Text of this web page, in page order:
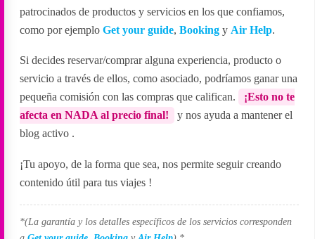
patrocinados de productos y servicios en los que confiamos,
como por ejemploGet your guide,Booking y Air Help.
Si decides reservar/comprar alguna experiencia, producto o
servicio a través de ellos, como asociado, podríamos ganar una
pequeña comisión con las compras que califican.
¡Esto no te
afecta en NADA al precio final!
y nos ayuda a mantener el
blog activo .
¡Tu apoyo, de la forma que sea, nos permite seguir creando
contenido útil para tus viajes !
*(La garantía y los detalles específicos de los servicios corresponden